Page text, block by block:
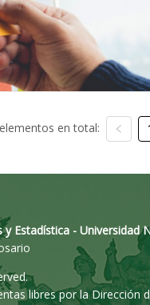
en total:
y Estadística - Universidad
libres por la Dirección